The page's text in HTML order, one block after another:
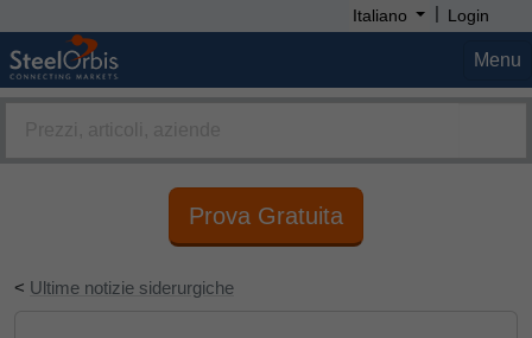
Italiano | Login
Menu
Prova Gratuita
< Ultime notizie siderurgiche